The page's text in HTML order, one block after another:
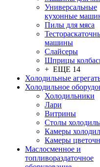
Универсальные
кухонные
Пилы для мяса
машины
Слайсеры
Шприцы
+ ЕЩЕ 14
Холодильные
Холодильное
Холодильники
Лари
Витрины
Столы
Камеры
Камеры
Маслосменное и
топливораздаточное